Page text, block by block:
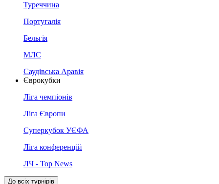
Туреччина
Португалія
Бельгія
МЛС
Саудівська Аравія
Єврокубки
Ліга чемпіонів
Ліга Європи
Суперкубок УЄФА
Ліга конференцій
ЛЧ - Top News
До всіх турнірів